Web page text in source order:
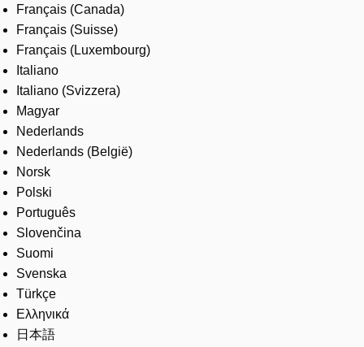
Français (Canada)
Français (Suisse)
Français (Luxembourg)
Italiano
Italiano (Svizzera)
Magyar
Nederlands
Nederlands (België)
Norsk
Polski
Português
Slovenčina
Suomi
Svenska
Türkçe
Ελληνικά
日本語